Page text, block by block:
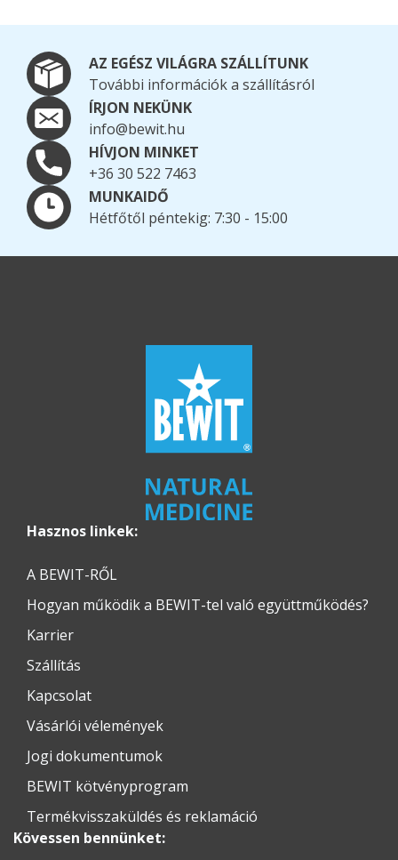
AZ EGÉSZ VILÁGRA SZÁLLÍTUNK
További információk a szállításról
ÍRJON NEKÜNK
info@bewit.hu
HÍVJON MINKET
+36 30 522 7463
MUNKAIDŐ
Hétfőtől péntekig: 7:30 - 15:00
Hasznos linkek:
A BEWIT-RŐL
Hogyan működik a BEWIT-tel való együttműködés?
Karrier
Szállítás
Kapcsolat
Vásárlói vélemények
Jogi dokumentumok
BEWIT kötvényprogram
Termékvisszaküldés és reklamáció
Kövessen bennünket: